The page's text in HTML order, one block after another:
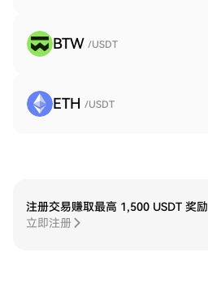
BTW /USDT
ETH /USDT
注册交易赚取最高 1,500 USDT 奖励
立即注册